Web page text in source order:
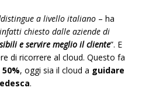
a livello italiano – ha
chiesto dalle aziende di
e servire meglio il cliente”. E
di ricorrere al cloud. Questo fa
, oggi sia il cloud a guidare
.